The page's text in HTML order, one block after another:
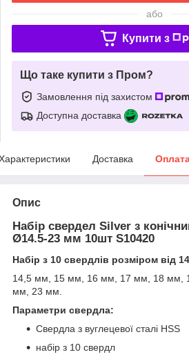
або
Купити з
Що таке купити з Пром?
Замовлення під захистом
Доступна доставка
Доставка
Опис
Набір свердел Silver з
Ø14.5-23 мм 10шт S10420
Набір з 10 свердлів розміром від
14,5 мм, 15 мм, 16 мм, 17 мм, 18 мм,
мм, 23 мм.
Параметри свердла:
Свердла з вуглецевої сталі HSS
набір з 10 свердл